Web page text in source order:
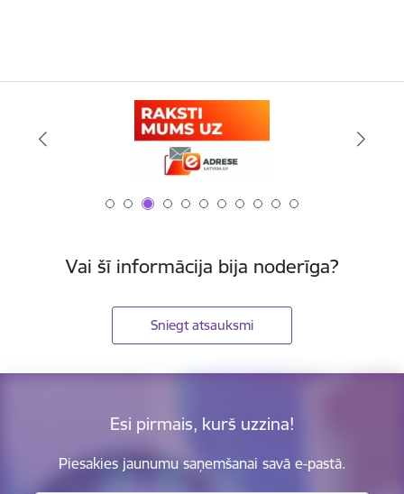
Vai šī informācija bija noderīga?
Sniegt atsauksmi
Esi pirmais, kurš uzzina!
Piesakies jaunumu saņemšanai savā e-pastā.